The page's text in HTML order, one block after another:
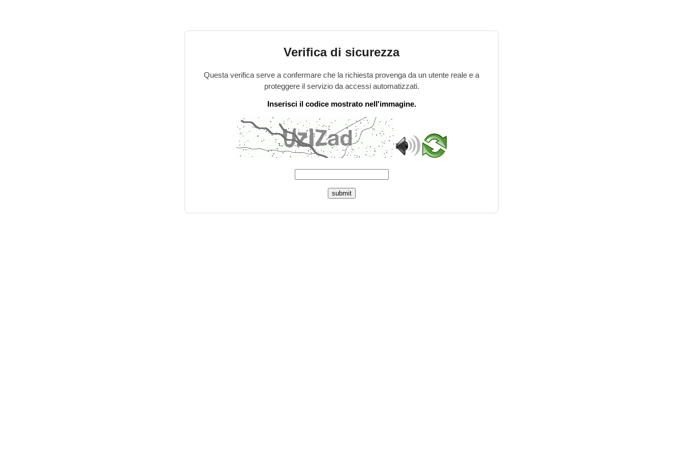
Verifica di sicurezza
Questa verifica serve a confermare che la richiesta provenga da un utente reale e a
proteggere il servizio da accessi automatizzati.
Inserisci il codice mostrato nell'immagine.
submit